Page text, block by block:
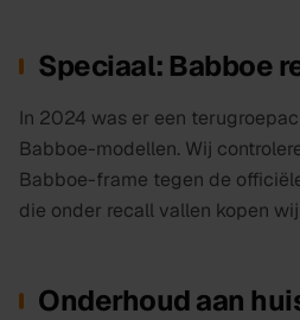
Speciaal: Babboe
In 2024 was er een
Babboe-modellen. Wij
Babboe-frame tegen de
die onder recall vallen kopen
Onderhoud aan